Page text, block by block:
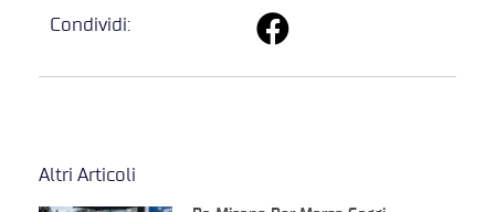
Condividi:
Altri Articoli